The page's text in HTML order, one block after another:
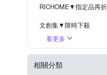
RICHOME▼指定品再
文創集▼限時下殺
時尚屋▼結帳75折起
MUNA▼結帳再折扣
看更多
相關分類